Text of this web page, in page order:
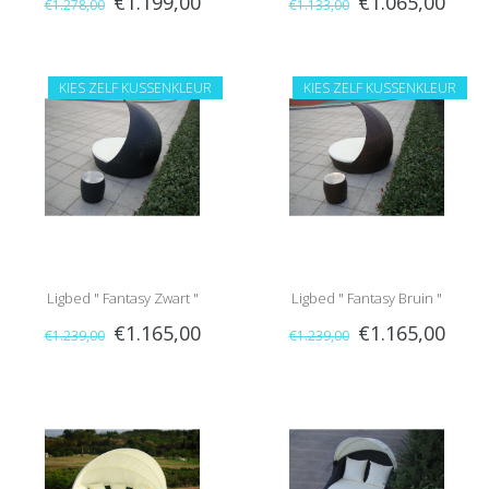
€1.278,00 €1.133,00
KIES ZELF KUSSENKLEUR
Ligbed " Fantasy Zwart "
€1.239,00 €1.165,00
KIES ZELF KUSSENKLEUR
Ligbed " Fantasy Bruin "
€1.239,00 €1.165,00